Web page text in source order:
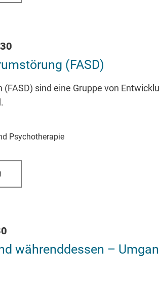
(FASD)
sind eine Gruppe von
Psychotherapie
währenddessen –